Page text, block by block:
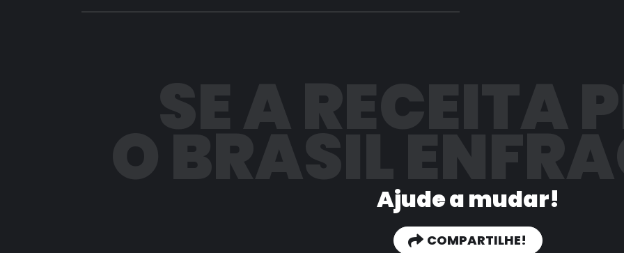
Ajude a mudar!
COMPARTILHE!